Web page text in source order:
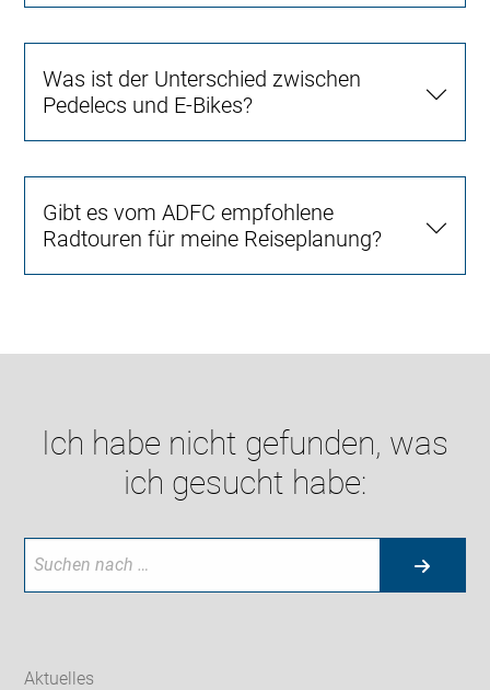
Was ist der Unterschied zwischen
Pedelecs und E-Bikes?
Gibt es vom ADFC empfohlene
Radtouren für meine Reiseplanung?
Ich habe nicht gefunden, was
ich gesucht habe:
Aktuelles